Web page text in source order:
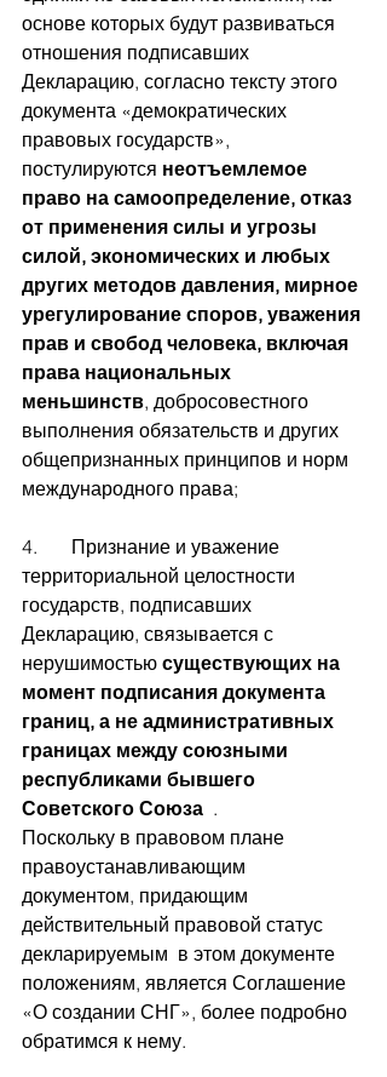
основе которых будут развиваться
отношения подписавших
Декларацию, согласно тексту этого
документа «демократических
правовых государств»,
постулируются неотъемлемое
право на самоопределение, отказ
от применения силы и угрозы
силой, экономических и любых
других методов давления, мирное
урегулирование споров, уважения
прав и свобод человека, включая
права национальных
меньшинств, добросовестного
выполнения обязательств и других
общепризнанных принципов и норм
международного права;
4.       Признание и уважение
территориальной целостности
государств, подписавших
Декларацию, связывается с
нерушимостью существующих на
момент подписания документа
границ, а не административных
границах между союзными
республиками бывшего
Советского Союза .
Поскольку в правовом плане
правоустанавливающим
документом, придающим
действительный правовой статус
декларируемым  в этом документе
положениям, является Соглашение
«О создании СНГ», более подробно
обратимся к нему.